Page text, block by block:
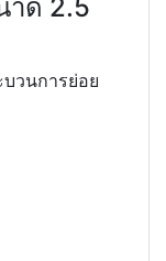
าด 2.5
วนการย่อย